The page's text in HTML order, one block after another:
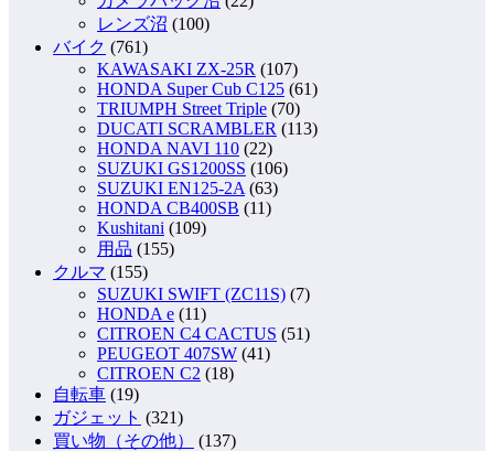
レンズ沼 (100)
バイク (761)
KAWASAKI ZX-25R (107)
HONDA Super Cub C125 (61)
TRIUMPH Street Triple (70)
DUCATI SCRAMBLER (113)
HONDA NAVI 110 (22)
SUZUKI GS1200SS (106)
SUZUKI EN125-2A (63)
HONDA CB400SB (11)
Kushitani (109)
用品 (155)
クルマ (155)
SUZUKI SWIFT (ZC11S) (7)
HONDA e (11)
CITROEN C4 CACTUS (51)
PEUGEOT 407SW (41)
CITROEN C2 (18)
自転車 (19)
ガジェット (321)
買い物（その他）
(137)